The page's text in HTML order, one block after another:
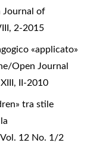
Journal of
2-2015
«applicato»
Open Journal
II-2010
tra stile
12 No. 1/2